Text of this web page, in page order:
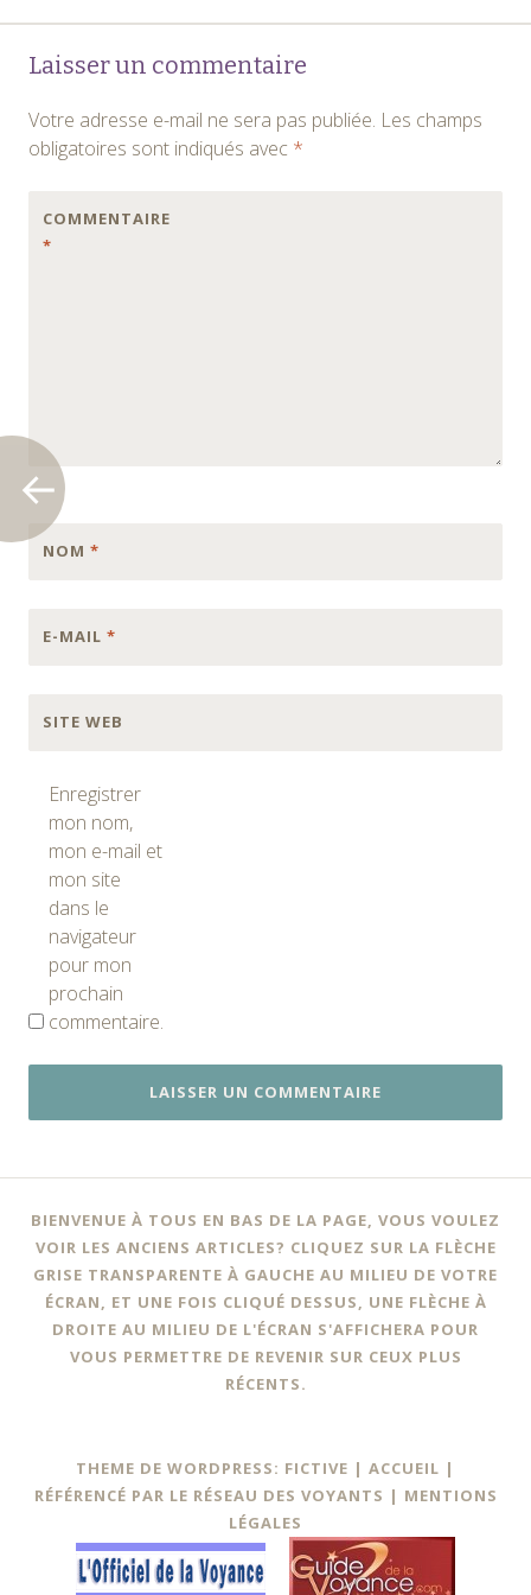
Navigation
des
articles
Laisser un commentaire
Votre adresse e-mail ne sera pas publiée. Les champs
obligatoires sont indiqués avec *
COMMENTAIRE
*
NOM *
E-MAIL *
SITE WEB
Enregistrer
mon nom,
mon e-mail et
mon site
dans le
navigateur
pour mon
prochain
commentaire.
BIENVENUE À TOUS EN BAS DE LA PAGE, VOUS VOULEZ
VOIR LES ANCIENS ARTICLES? CLIQUEZ SUR LA FLÈCHE
GRISE TRANSPARENTE À GAUCHE AU MILIEU DE VOTRE
ÉCRAN, ET UNE FOIS CLIQUÉ DESSUS, UNE FLÈCHE À
DROITE AU MILIEU DE L'ÉCRAN S'AFFICHERA POUR
VOUS PERMETTRE DE REVENIR SUR CEUX PLUS
RÉCENTS.
THEME DE WORDPRESS: FICTIVE | ACCUEIL |
RÉFÉRENCÉ PAR LE RÉSEAU DES VOYANTS | MENTIONS
LÉGALES